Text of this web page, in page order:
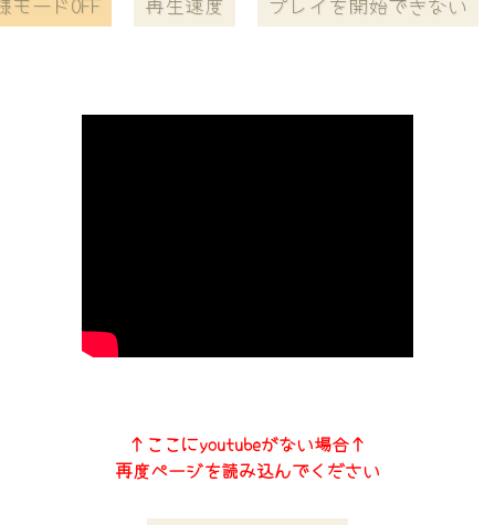
↑ここにyoutubeがない場合↑
再度ページを読み込んでください